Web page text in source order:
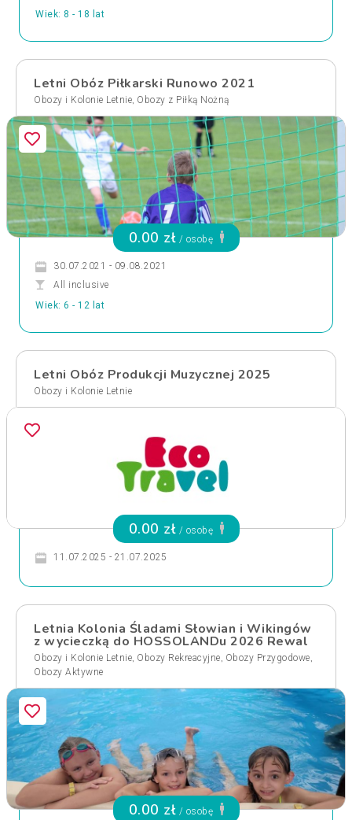
Wiek: 8 - 18 lat
Letni Obóz Piłkarski Runowo 2021
Obozy i Kolonie Letnie, Obozy z Piłką Nożną
0.00 zł / osobę
30.07.2021 - 09.08.2021
All inclusive
Wiek: 6 - 12 lat
Letni Obóz Produkcji Muzycznej 2025
Obozy i Kolonie Letnie
0.00 zł / osobę
11.07.2025 - 21.07.2025
Letnia Kolonia Śladami Słowian i Wikingów
z wycieczką do HOSSOLANDu 2026 Rewal
Obozy i Kolonie Letnie, Obozy Rekreacyjne, Obozy Przygodowe,
Obozy Aktywne
0.00 zł / osobę